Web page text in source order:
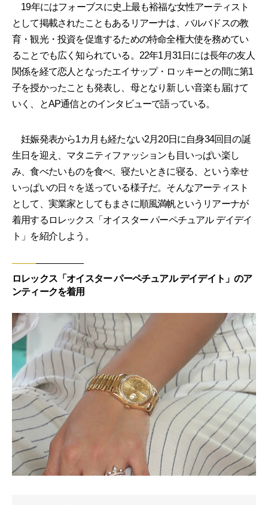
19年にはフォーブスに史上最も裕福な女性アーティスト
として掲載されたこともあるリアーナは、バルバドスの教
育・観光・投資を促進するための特命全権大使を務めてい
ることでも広く知られている。22年1月31日には長年の友人
関係を経て恋人となったエイサップ・ロッキーとの間に第1
子を授かったことも発表し、母となり新しい音楽も届けて
いく、とAP通信とのインタビューで語っている。
妊娠発表から1カ月も経たない2月20日に自身34回目の誕
生日を迎え、マタニティファッションも目いっぱい楽し
み、食べたいものを食べ、寝たいときに寝る、という幸せ
いっぱいの日々を送っている様子だ。そんなアーティスト
として、実業家としてもまさに順風満帆というリアーナが
着用するロレックス「オイスター パーペチュアル デイデイ
ト」を紹介しよう。
ロレックス「オイスター パーペチュアル デイデイト」のア
ンティークを着用